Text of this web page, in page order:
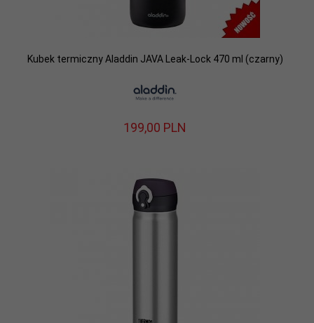
Kubek termiczny Aladdin JAVA Leak-Lock 470 ml (czarny)
199,00 PLN